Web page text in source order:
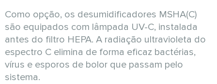
Como opção, os desumidificadores MSHA(C)
são equipados com lâmpada UV-C, instalada
antes do filtro HEPA. A radiação ultravioleta do
espectro C elimina de forma eficaz bactérias,
vírus e esporos de bolor que passam pelo
sistema.